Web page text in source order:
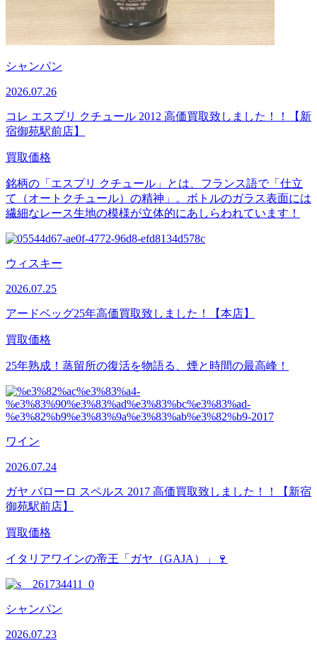
シャンパン
2026.07.26
コレ エスプリ クチュール 2012 高価買取致しました！！【新
宿御苑駅前店】
買取価格
銘柄の「エスプリ クチュール」とは、フランス語で「仕立
て（オートクチュール）の精神」。ボトルのガラス表面には
繊細なレース生地の模様が立体的にあしらわれています！
ウィスキー
2026.07.25
アードベッグ25年高価買取致しました！【本店】
買取価格
25年熟成！蒸留所の復活を物語る、煙と時間の最高峰！
ワイン
2026.07.24
ガヤ バローロ スペルス 2017 高価買取致しました！！【新宿
御苑駅前店】
買取価格
イタリアワインの帝王「ガヤ（GAJA）」🍷
シャンパン
2026.07.23